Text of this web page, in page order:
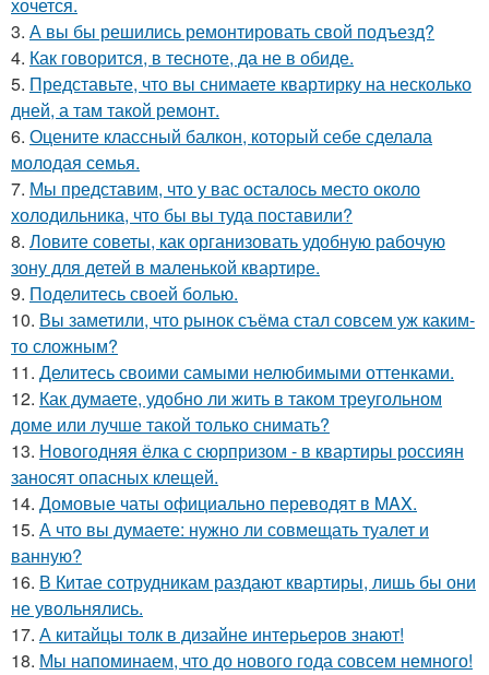
3. А вы бы решились ремонтировать свой подъезд?
4. Как говорится, в тесноте, да не в обиде.
5. Представьте, что вы снимаете квартирку на несколько
дней, а там такой ремонт.
6. Оцените классный балкон, который себе сделала
молодая семья.
7. Мы представим, что у вас осталось место около
холодильника, что бы вы туда поставили?
8. Ловите советы, как организовать удобную рабочую
зону для детей в маленькой квартире.
9. Поделитесь своей болью.
10. Вы заметили, что рынок съёма стал совсем уж каким-
то сложным?
11. Делитесь своими самыми нелюбимыми оттенками.
12. Как думаете, удобно ли жить в таком треугольном
доме или лучше такой только снимать?
13. Новогодняя ёлка с сюрпризом - в квартиры россиян
заносят опасных клещей.
14. Домовые чаты официально переводят в MAX.
15. А что вы думаете: нужно ли совмещать туалет и
ванную?
16. В Китае сотрудникам раздают квартиры, лишь бы они
не увольнялись.
17. А китайцы толк в дизайне интерьеров знают!
18. Мы напоминаем, что до нового года совсем немного!